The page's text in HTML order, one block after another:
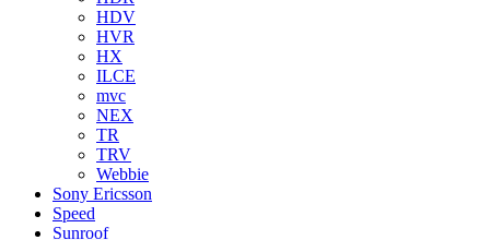
HDV
HVR
HX
ILCE
mvc
NEX
TR
TRV
Webbie
Sony Ericsson
Speed
Sunroof